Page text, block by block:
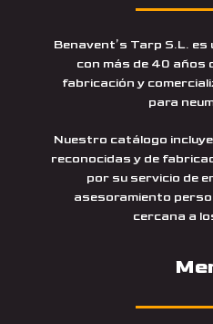
Benavent’s Tarp S.L.
con más de 40 años
fabricación y
para
Nuestro catálogo
reconocidas y de
por su servicio de
asesoramiento
cercana a